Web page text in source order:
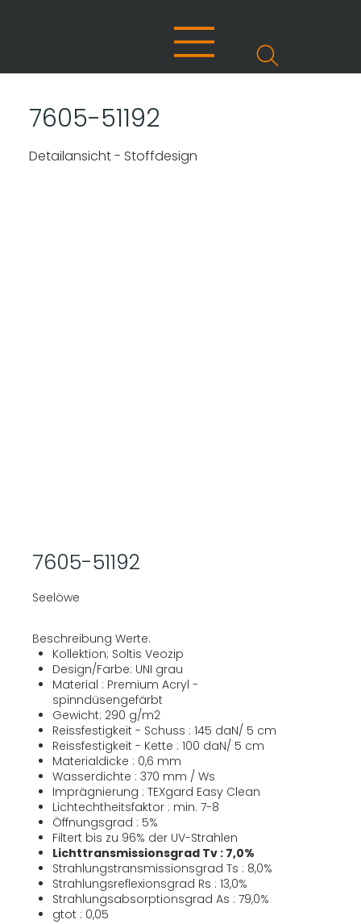
7605-51192
Detailansicht - Stoffdesign
7605-51192
Seelöwe
Beschreibung Werte:
Kollektion; Soltis Veozip
Design/Farbe: UNI grau
Material : Premium Acryl -
spinndüsengefärbt
Gewicht: 290 g/m2
Reissfestigkeit - Schuss : 145 daN/ 5 cm
Reissfestigkeit - Kette : 100 daN/ 5 cm
Materialdicke : 0,6 mm
Wasserdichte : 370 mm / Ws
Imprägnierung : TEXgard Easy Clean
Lichtechtheitsfaktor : min. 7-8
Öffnungsgrad : 5%
Filtert bis zu 96% der UV-Strahlen
Lichttransmissionsgrad Tv : 7,0%
Strahlungstransmissionsgrad Ts : 8,0%
Strahlungsreflexionsgrad Rs : 13,0%
Strahlungsabsorptionsgrad As : 79,0%
gtot : 0,05